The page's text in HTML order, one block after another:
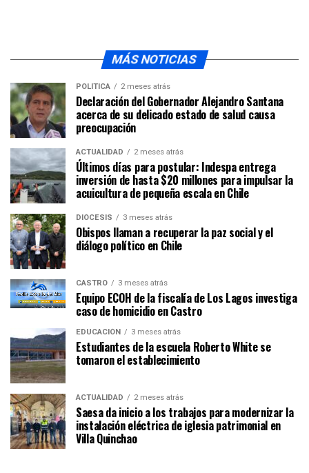
MÁS NOTICIAS
POLÍTICA 2 meses atrás
Declaración del Gobernador Alejandro Santana
acerca de su delicado estado de salud causa
preocupación
ACTUALIDAD 2 meses atrás
Últimos días para postular: Indespa entrega
inversión de hasta $20 millones para impulsar la
acuicultura de pequeña escala en Chile
DIÓCESIS 3 meses atrás
Obispos llaman a recuperar la paz social y el
diálogo político en Chile
CASTRO 3 meses atrás
Equipo ECOH de la fiscalía de Los Lagos investiga
caso de homicidio en Castro
EDUCACIÓN 3 meses atrás
Estudiantes de la escuela Roberto White se
tomaron el establecimiento
ACTUALIDAD 2 meses atrás
Saesa da inicio a los trabajos para modernizar la
instalación eléctrica de iglesia patrimonial en
Villa Quinchao